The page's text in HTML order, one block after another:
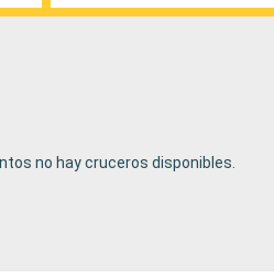
no hay cruceros disponibles.